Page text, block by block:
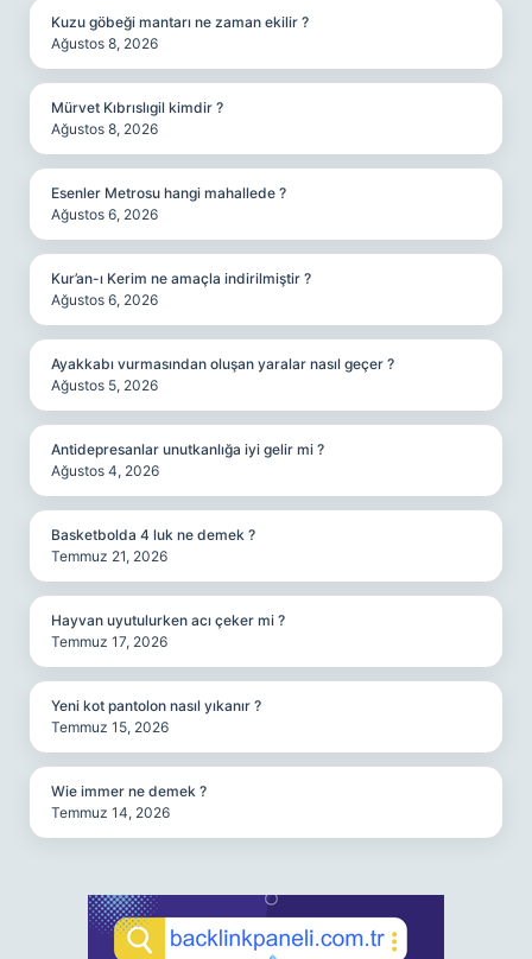
Kuzu göbeği mantarı ne zaman ekilir ?
Ağustos 8, 2026
Mürvet Kıbrıslıgil kimdir ?
Ağustos 8, 2026
Esenler Metrosu hangi mahallede ?
Ağustos 6, 2026
Kur’an-ı Kerim ne amaçla indirilmiştir ?
Ağustos 6, 2026
Ayakkabı vurmasından oluşan yaralar nasıl geçer ?
Ağustos 5, 2026
Antidepresanlar unutkanlığa iyi gelir mi ?
Ağustos 4, 2026
Basketbolda 4 luk ne demek ?
Temmuz 21, 2026
Hayvan uyutulurken acı çeker mi ?
Temmuz 17, 2026
Yeni kot pantolon nasıl yıkanır ?
Temmuz 15, 2026
Wie immer ne demek ?
Temmuz 14, 2026